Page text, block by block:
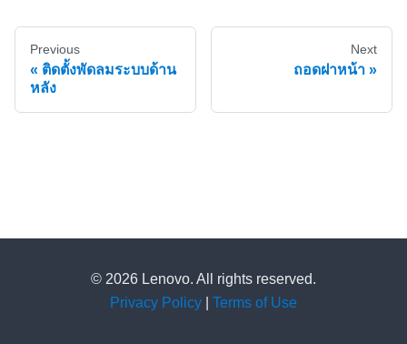
Previous
ติดตั้งพัดลมระบบด้าน
หลัง
Next
ถอดฝาหน้า
© 2026 Lenovo. All rights reserved.
Privacy Policy
Terms of Use